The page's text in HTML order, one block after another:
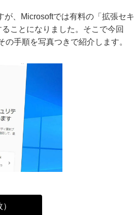
が、Microsoftでは有料の「拡張セキ
ことになりました。そこで今回
手順を写真つきで紹介します。